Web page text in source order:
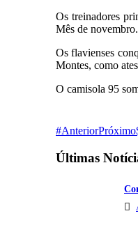
Os treinadores
Mês de novembro.
Os flavienses
Montes, como
O camisola 95
AnteriorPróximo
Últimas